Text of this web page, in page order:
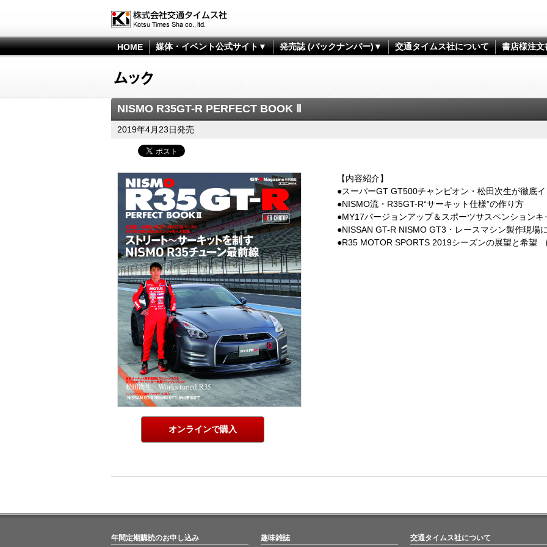
HOME 媒体・イベント公式サイト▼ 発売誌 (バックナンバー)▼ 交通タイムス社について 書店様注文
NISMO R35GT-R PERFECT BOOK Ⅱ
2019年4月23日発売
オンラインで購入
【内容紹介】
●スーパーGT GT500チャンピオン・松田次生が徹底
●NISMO流・R35GT-R“サーキット仕様”の作り方
●MY17バージョンアップ＆スポーツサスペンションキ
●NISSAN GT-R NISMO GT3・レースマシン製作現場
●R35 MOTOR SPORTS 2019シーズンの展望と希望
年間定期購読のお申し込み 趣味雑誌 交通タイムス社について